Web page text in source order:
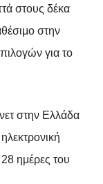
στους δέκα
στην
για το
στην Ελλάδα
28 ημέρες του